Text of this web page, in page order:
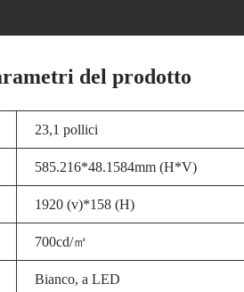
del prodotto
23,1 pollici
585.216*48.1584mm (H*V)
1920 (v)*158 (H)
700cd/㎡
Bianco, a LED